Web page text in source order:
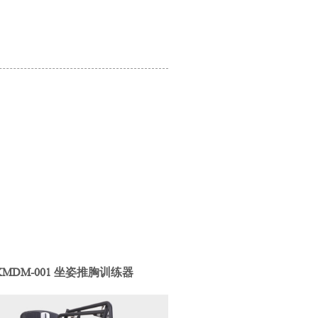
001 坐姿推胸训练器